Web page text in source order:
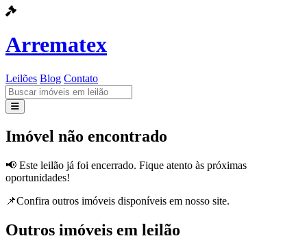
Arrematex
Leilões Blog Contato
Leilões
Imóvel não encontrado
📢 Este leilão já foi encerrado. Fique atento às próximas
oportunidades!
📌Confira outros imóveis disponíveis em nosso site.
Outros imóveis em leilão